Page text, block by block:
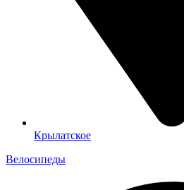
Крылатское
Велосипеды